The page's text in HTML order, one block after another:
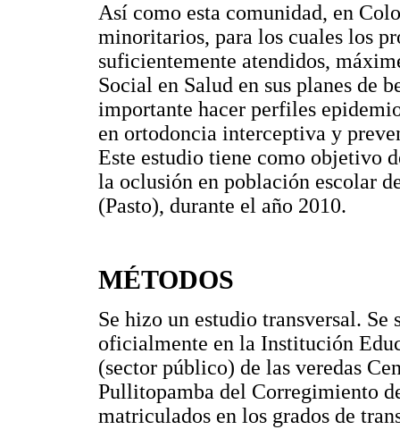
Así como esta comunidad, en
minoritarios, para los cuales los
suficientemente atendidos,
Social en Salud en sus planes de
importante hacer perfiles
en ortodoncia interceptiva y
Este estudio tiene como objetivo
la oclusión en población escolar
(Pasto), durante el año 2010.
MÉTODOS
Se hizo un estudio transversal.
oficialmente en la Institución
(sector público) de las veredas
Pullitopamba del Corregimiento
matriculados en los grados de